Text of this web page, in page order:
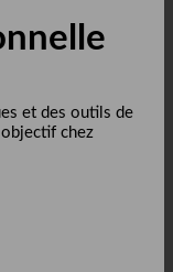
et des outils de
objectif chez